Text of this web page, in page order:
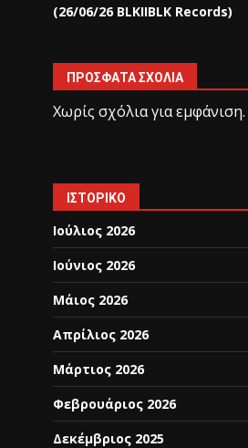
(26/06/26 BLKIIBLK Records)
ΠΡΌΣΦΑΤΑ ΣΧΌΛΙΑ
Χωρίς σχόλια για εμφάνιση.
ΙΣΤΟΡΙΚΌ
Ιούλιος 2026
Ιούνιος 2026
Μάιος 2026
Απρίλιος 2026
Μάρτιος 2026
Φεβρουάριος 2026
Δεκέμβριος 2025